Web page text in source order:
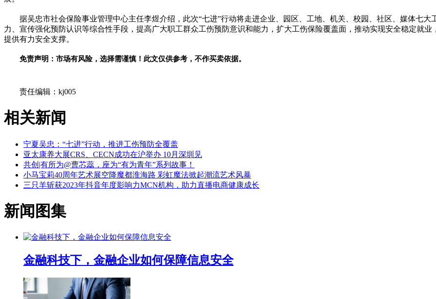
据吴忠市社会保险事业管理中心主任李煜介绍，此次“七进”行动将走进企业、园区、工地、机关、校园、社区、媒体七
力、宣传强化预防认识等综合性手段，提高广大职工群众工伤预防意识和能力，扩大工伤保险覆盖面，推动实现安全稳定就
提供有力安全支撑。
免责声明：市场有风险，选择需谨慎！此文仅供参考，不作买卖依据。
责任编辑：kj005
相关新闻
宁夏吴忠：“七进”行动，推进工伤预防全覆盖
亚太康养大展CRS、CECN成功在沪举办 10月深圳见
共创|有所为@曹芯蕊，座为“有为青年”系列故事！
小马宝莉40周年艺术展空降魔都淮海路 彩虹魔法掀起潮流艺术风暴
三只羊斩获2023年抖音年度影响力MCN机构，助力直播电商健康成长
新闻图集
金融科技下，金融企业如何保障信息安全